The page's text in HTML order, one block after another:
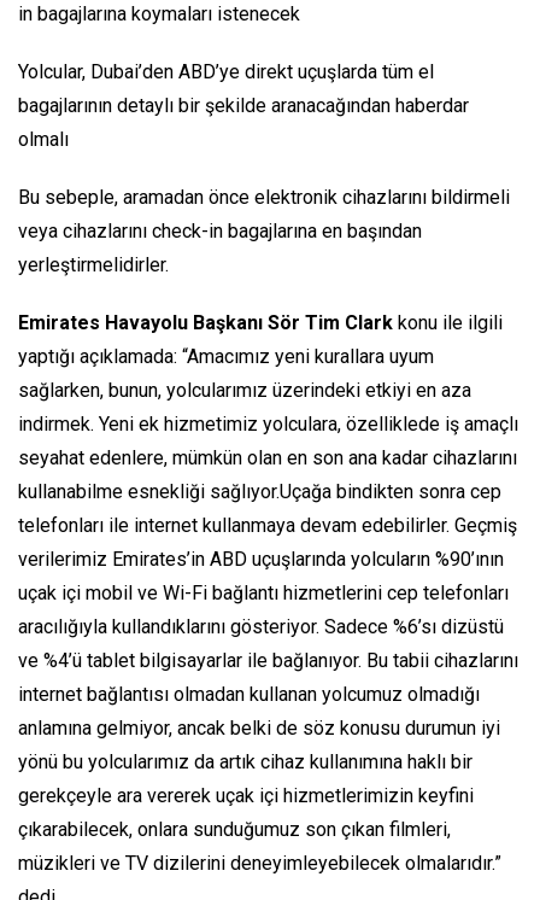
in bagajlarına koymaları istenecek
Yolcular, Dubai’den ABD’ye direkt uçuşlarda tüm el
bagajlarının detaylı bir şekilde aranacağından haberdar
olmalı
Bu sebeple, aramadan önce elektronik cihazlarını bildirmeli
veya cihazlarını check-in bagajlarına en başından
yerleştirmelidirler.
Emirates Havayolu Başkanı Sör Tim Clark konu ile ilgili
yaptığı açıklamada: “Amacımız yeni kurallara uyum
sağlarken, bunun, yolcularımız üzerindeki etkiyi en aza
indirmek. Yeni ek hizmetimiz yolculara, özelliklede iş amaçlı
seyahat edenlere, mümkün olan en son ana kadar cihazlarını
kullanabilme esnekliği sağlıyor.Uçağa bindikten sonra cep
telefonları ile internet kullanmaya devam edebilirler. Geçmiş
verilerimiz Emirates’in ABD uçuşlarında yolcuların %90’ının
uçak içi mobil ve Wi-Fi bağlantı hizmetlerini cep telefonları
aracılığıyla kullandıklarını gösteriyor. Sadece %6’sı dizüstü
ve %4’ü tablet bilgisayarlar ile bağlanıyor. Bu tabii cihazlarını
internet bağlantısı olmadan kullanan yolcumuz olmadığı
anlamına gelmiyor, ancak belki de söz konusu durumun iyi
yönü bu yolcularımız da artık cihaz kullanımına haklı bir
gerekçeyle ara vererek uçak içi hizmetlerimizin keyfini
çıkarabilecek, onlara sunduğumuz son çıkan filmleri,
müzikleri ve TV dizilerini deneyimleyebilecek olmalarıdır.”